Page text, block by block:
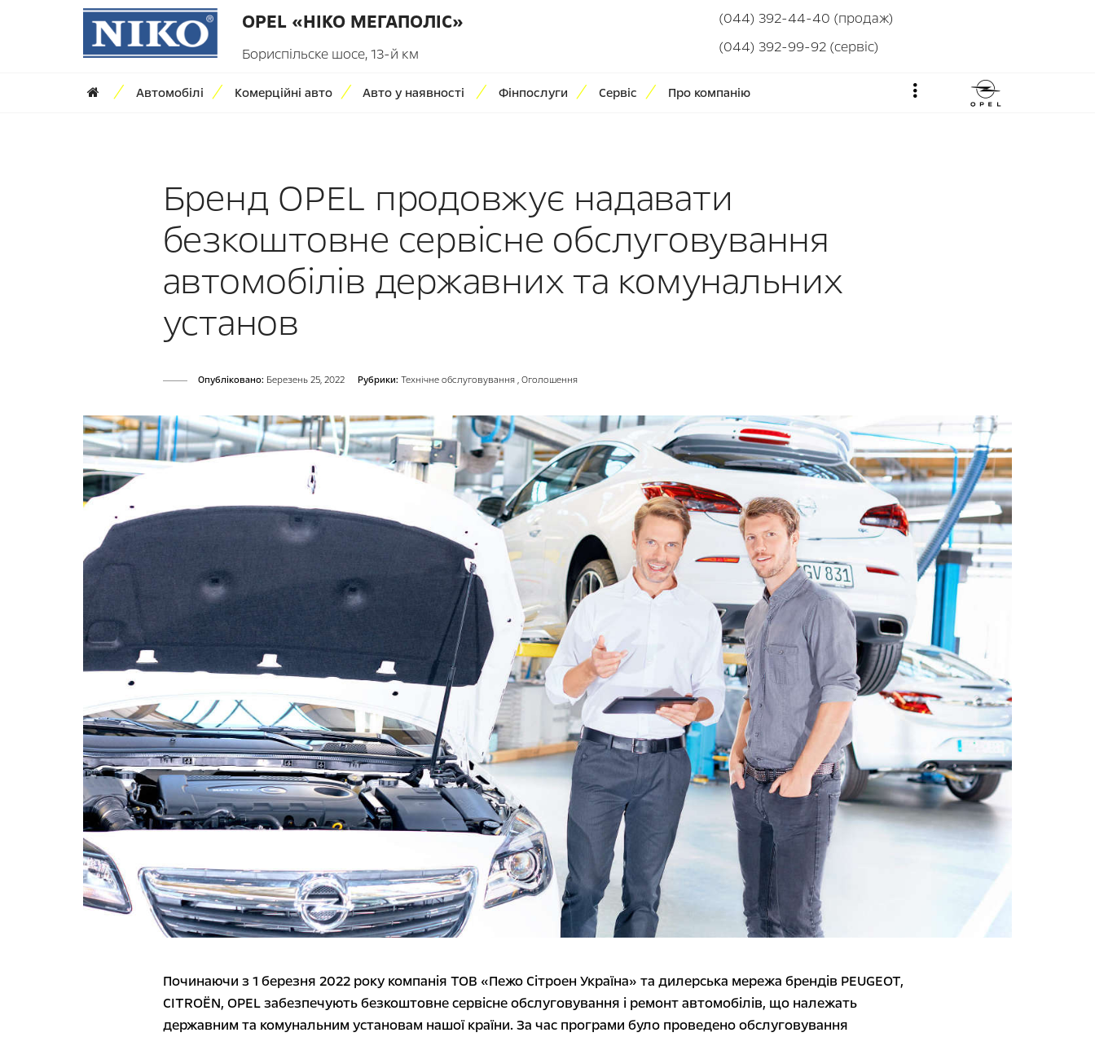
OPEL «НІКО МЕГАПОЛІС»
Бориспільске шосе, 13-й км
(044) 392-44-40 (продаж)
(044) 392-99-92 (сервіс)
Автомобілі Комерційні авто Авто у наявності Фінпослуги Сервіс Про компанію
Бренд OPEL продовжує надавати
безкоштовне сервісне обслуговування
автомобілів державних та комунальних
установ
Опубліковано: Березень 25, 2022 Рубрики: Технічне обслуговування , Оголошення
Починаючи з 1 березня 2022 року компанія ТОВ «Пежо Сітроен Україна» та дилерська мережа брендів PEUGEOT,
CITROËN, OPEL забезпечують безкоштовне сервісне обслуговування і ремонт автомобілів, що належать
державним та комунальним установам нашої країни. За час програми було проведено обслуговування